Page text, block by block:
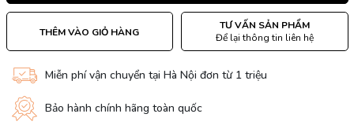
THÊM VÀO GIỎ HÀNG
TƯ VẤN SẢN PHẨM
Để lại thông tin liên hệ
Miễn phí vận chuyển tại Hà Nội đơn từ 1 triệu
Bảo hành chính hãng toàn quốc